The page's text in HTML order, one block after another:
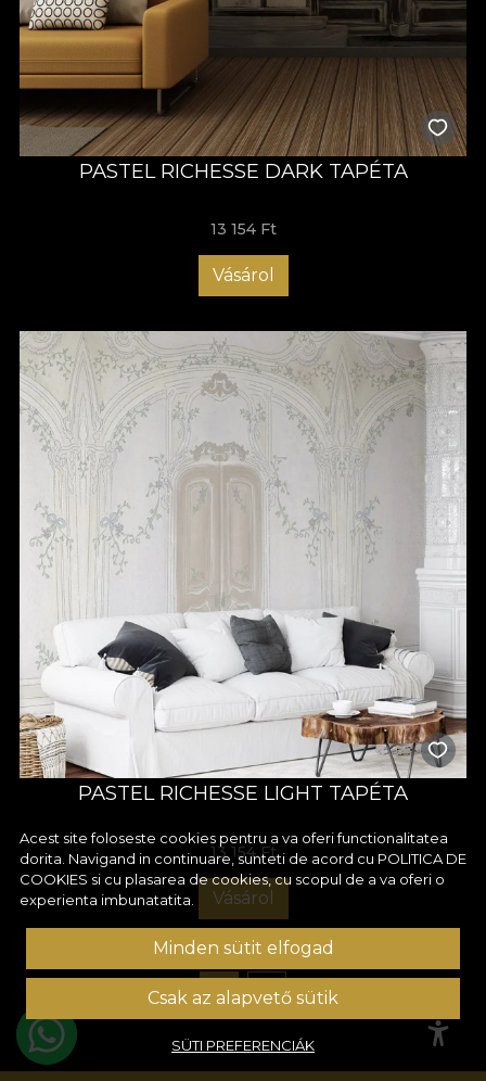
PASTEL RICHESSE DARK TAPÉTA
13 154 Ft
Vásárol
PASTEL RICHESSE LIGHT TAPÉTA
13 154 Ft
Vásárol
1 2
Acest site foloseste cookies pentru a va oferi functionalitatea
dorita. Navigand in continuare, sunteti de acord cu POLITICA DE
COOKIES si cu plasarea de cookies, cu scopul de a va oferi o
experienta imbunatatita.
Minden sütit elfogad
Csak az alapvető sütik
SÜTI PREFERENCIÁK